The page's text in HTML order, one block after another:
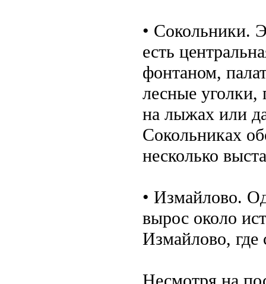
• Сокольники.
есть
фонтаном,
лесные уголки,
на лыжах или
Сокольниках
несколько
• Измайлово.
вырос около
Измайлово, где